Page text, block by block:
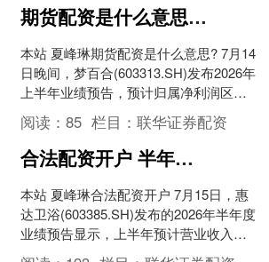
期货配资是什么意思? 汇兑损失拖累上半年业绩预降超九成，海内外信用风险扩散，梦百合全球化布局承压
本站 夏峰琳期货配资是什么意思? 7月14
日晚间，梦百合(603313.SH)发布2026年
上半年业绩预告，预计归属净利润区间
仅0至800万元，同比大幅下滑超九....
阅读：85 栏目：联华证券配资
合法配资开户 半年预亏超7000万，低价剥离岩板资产，卫浴惠达转型受挫遭遇业绩股价“双杀”
本站 夏峰琳合法配资开户 7月15日，惠
达卫浴(603385.SH)发布的2026年半年度
业绩预告显示，上半年预计营业收入
11.48 亿元左右，同比下滑近两成；....